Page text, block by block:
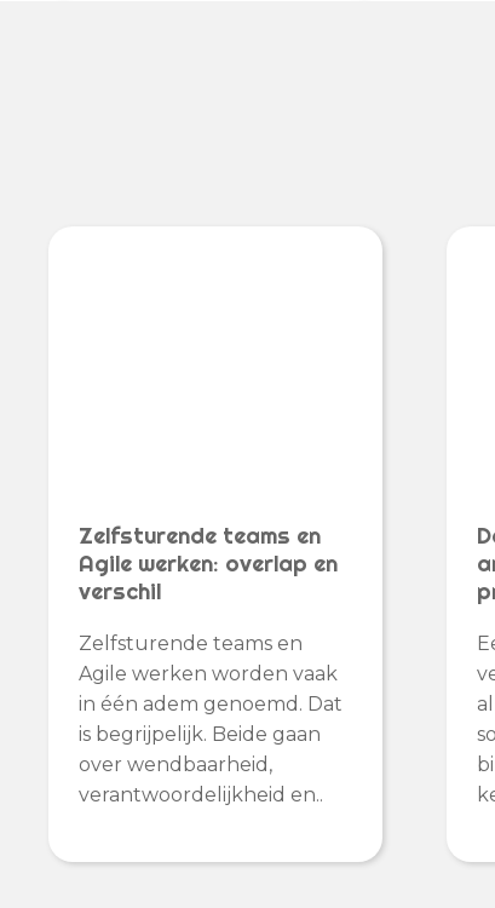
Zelfsturende teams en
Agile werken: overlap en
verschil
Zelfsturende teams en
Agile werken worden vaak
in één adem genoemd. Dat
is begrijpelijk. Beide gaan
over wendbaarheid,
verantwoordelijkheid en..